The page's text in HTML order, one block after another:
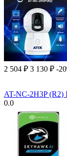
2 504 ₽ 3 130 ₽ -
AT-NC-2H3P (R2)
0.0